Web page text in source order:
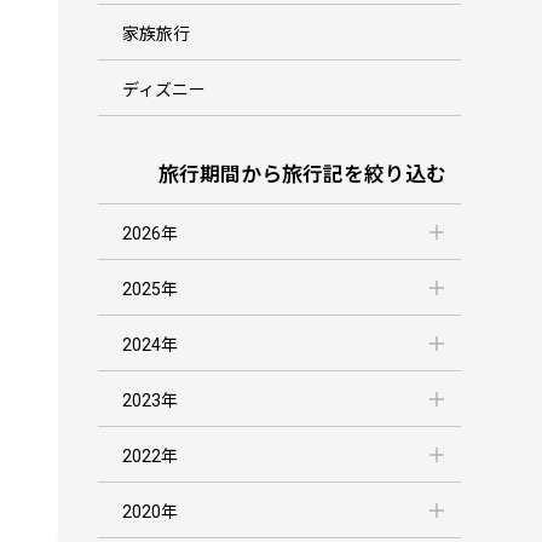
家族旅行
ディズニー
旅行期間から旅行記を絞り込む
2026年
2025年
2024年
2023年
2022年
2020年